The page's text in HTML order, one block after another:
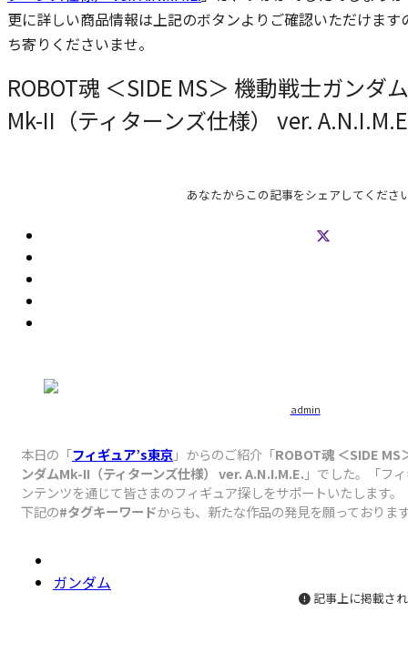
更に詳しい商品情報は上記のボタンよりご確認いただけま
ち寄りくださいませ。
ROBOT魂 ＜SIDE MS＞ 機動戦士ガンダ
Mk-II（ティターンズ仕様） ver.
あなたからこの記事をシェアしてくださ
admin
本日の「フィギュア’s東京」からのご紹介「ROBOT魂 ＜SIDE MS
ンダムMk-II（ティターンズ仕様） ver. A.N.I.M.E. 」でした。「フ
ンテンツを通じて皆さまのフィギュア探しをサポートいたします。
下記の#タグキーワードからも、新たな作品の発見を願っておりま
ガンダム
記事上に掲載さ